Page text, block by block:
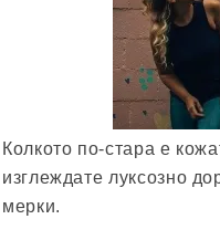
Колкото по-стара е
изглеждате луксозно
мерки.